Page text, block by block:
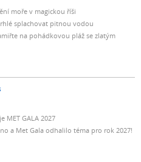
moře v magickou říši
splachovat pitnou vodou
na pohádkovou pláž se zlatým
MET GALA 2027
a Met Gala odhalilo téma pro rok 2027!